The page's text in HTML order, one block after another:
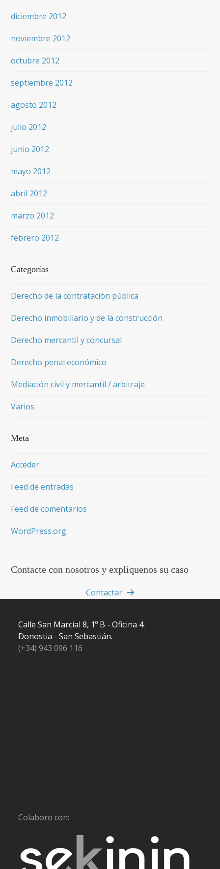
diciembre 2012
noviembre 2012
octubre 2012
septiembre 2012
agosto 2012
julio 2012
junio 2012
mayo 2012
abril 2012
marzo 2012
febrero 2012
Categorías
Derecho de la contratación pública
Derecho inmobiliario y de la construcción
Derecho mercantil y concursal
Derecho penal económico
Mediación civil y mercantil / arbitraje
Varios
Meta
Acceder
Feed de entradas
Feed de comentarios
WordPress.org
Contacte con nosotros y explíquenos su caso
Contactar
Calle San Marcial 8, 1º B - Oficina 4.
Donostia - San Sebastián.
(+34) 943 096 116
Colaboro con: